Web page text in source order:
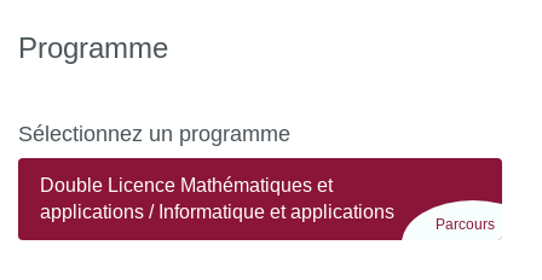
Programme
Sélectionnez un programme
Double Licence Mathématiques et
applications / Informatique et applications
Parcours